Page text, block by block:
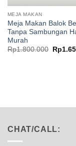
MEJA MAKAN
Meja Makan Balok
Tanpa Sambungan
Murah
Rp1.800.000
Original
price
Rp
CHAT/CALL: